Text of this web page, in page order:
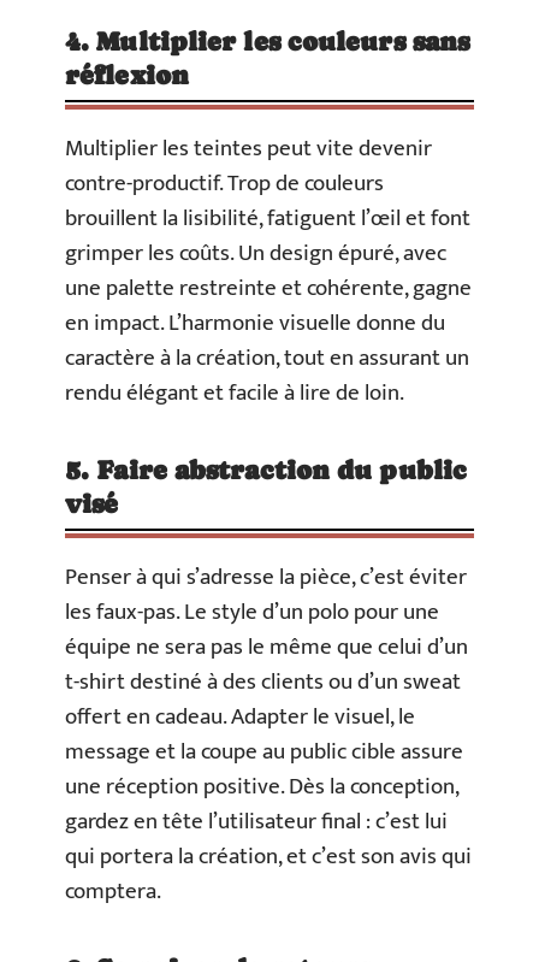
4. Multiplier les couleurs sans
réflexion
Multiplier les teintes peut vite devenir
contre-productif. Trop de couleurs
brouillent la lisibilité, fatiguent l’œil et font
grimper les coûts. Un design épuré, avec
une palette restreinte et cohérente, gagne
en impact. L’harmonie visuelle donne du
caractère à la création, tout en assurant un
rendu élégant et facile à lire de loin.
5. Faire abstraction du public
visé
Penser à qui s’adresse la pièce, c’est éviter
les faux-pas. Le style d’un polo pour une
équipe ne sera pas le même que celui d’un
t-shirt destiné à des clients ou d’un sweat
offert en cadeau. Adapter le visuel, le
message et la coupe au public cible assure
une réception positive. Dès la conception,
gardez en tête l’utilisateur final : c’est lui
qui portera la création, et c’est son avis qui
comptera.